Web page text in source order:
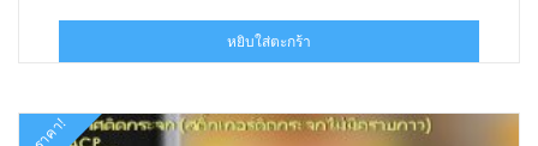
was:
฿89.00.฿50.00.
หยิบใส่ตะกร้า